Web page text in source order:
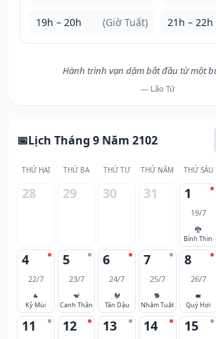
19h – 20h (Giờ Tuất) 21h – 22h
Hành trình vạn dặm bắt đầu từ một
— Lão Tử
Lịch Tháng 9 Năm 2102
THỨ HAI THỨ BA THỨ TƯ THỨ NĂM THỨ SÁU
28 29 30 31 1
19/7
🐉
Bính Thìn
4
22/7
🐐
Kỷ Mùi
5
23/7
🐒
Canh Thân
6
24/7
🐓
Tân Dậu
7
25/7
🐕
Nhâm Tuất
8
26/7
🐖
Quý Hợi
11 12 13 14 15